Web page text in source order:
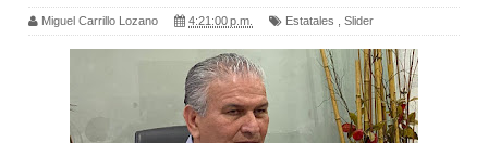
Miguel Carrillo Lozano 4:21:00 p.m. Estatales Slider